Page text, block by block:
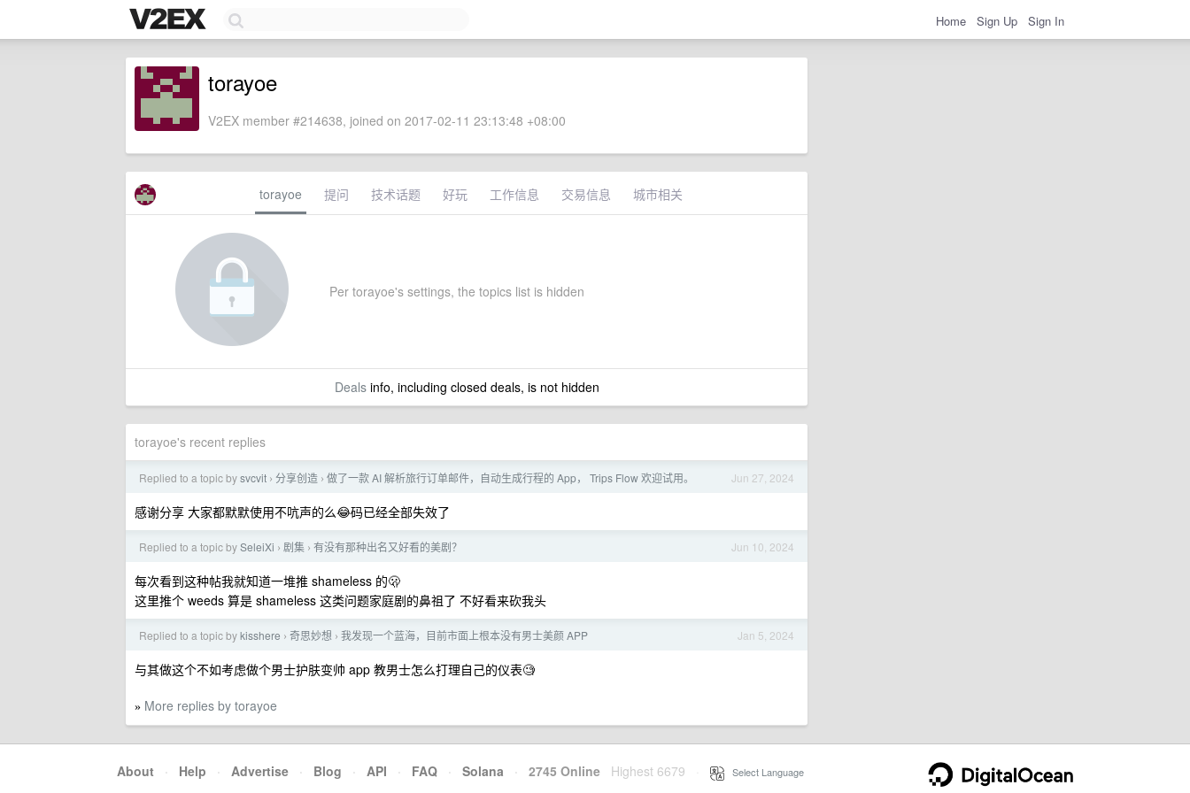
Home Sign Up Sign In
torayoe
V2EX member #214638, joined on 2017-02-11 23:13:48 +08:00
torayoe 提问 技术话题 好玩 工作信息 交易信息 城市相关
Per torayoe's settings, the topics list is hidden
Dealsinfo, including closed deals, is not hidden
torayoe's recent replies
Jun 27, 2024
Replied to a topic bysvcvit › 分享创造 › 做了一款 AI 解析旅行订单邮件，自动生成行程的 App， Trips Flow 欢迎试用。
感谢分享 大家都默默使用不吭声的么😂码已经全部失效了
Jun 10, 2024
Replied to a topic bySeleiXi › 剧集 › 有没有那种出名又好看的美剧？
每次看到这种帖我就知道一堆推 shameless 的🫢
这里推个 weeds 算是 shameless 这类问题家庭剧的鼻祖了 不好看来砍我头
Jan 5, 2024
Replied to a topic bykisshere › 奇思妙想 › 我发现一个蓝海，目前市面上根本没有男士美颜 APP
与其做这个不如考虑做个男士护肤变帅 app 教男士怎么打理自己的仪表🧐
» More replies by torayoe
About · Help · Advertise · Blog · API · FAQ · Solana · 2745 Online Highest 6679 Select Language